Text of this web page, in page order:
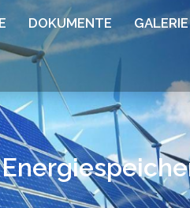
DOKUMENTE GALERIE